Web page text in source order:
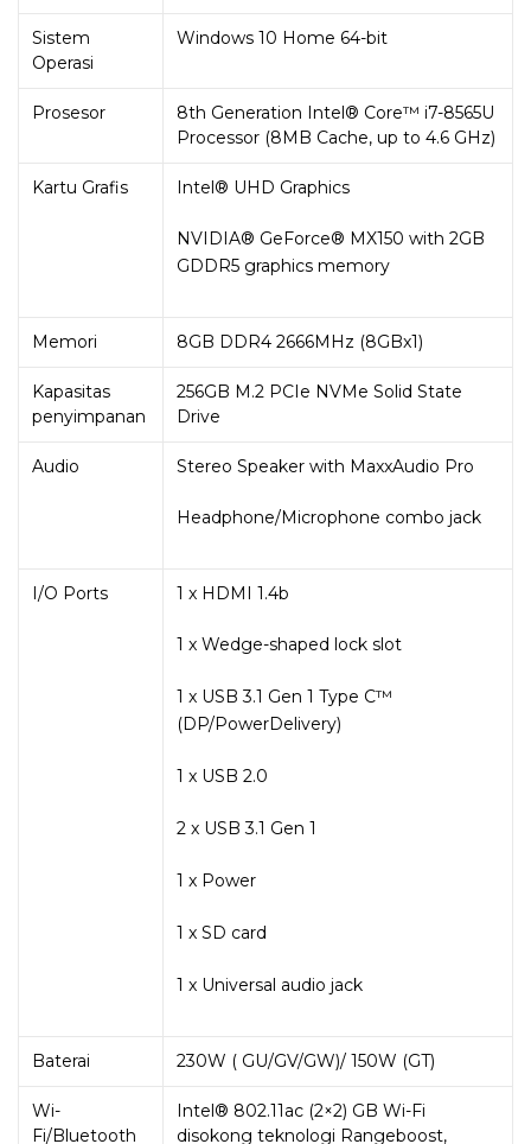
Sistem
Operasi
Windows 10 Home 64-bit
Prosesor
8th Generation Intel® Core™ i7-8565U
Processor (8MB Cache, up to 4.6 GHz)
Kartu Grafis Intel® UHD Graphics
NVIDIA® GeForce® MX150 with 2GB
GDDR5 graphics memory
Memori 8GB DDR4 2666MHz (8GBx1)
Kapasitas
penyimpanan
256GB M.2 PCIe NVMe Solid State
Drive
Audio Stereo Speaker with MaxxAudio Pro
Headphone/Microphone combo jack
I/O Ports 1 x HDMI 1.4b
1 x Wedge-shaped lock slot
1 x USB 3.1 Gen 1 Type C™
(DP/PowerDelivery)
1 x USB 2.0
2 x USB 3.1 Gen 1
1 x Power
1 x SD card
1 x Universal audio jack
Baterai 230W ( GU/GV/GW)/ 150W (GT)
Wi-
Fi/Bluetooth
Intel® 802.11ac (2×2) GB Wi-Fi
disokong teknologi Rangeboost,